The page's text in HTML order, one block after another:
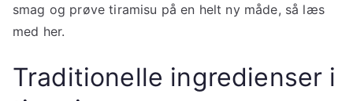
smag og prøve tiramisu på en helt ny måde, så læs
med her.
Traditionelle ingredienser i